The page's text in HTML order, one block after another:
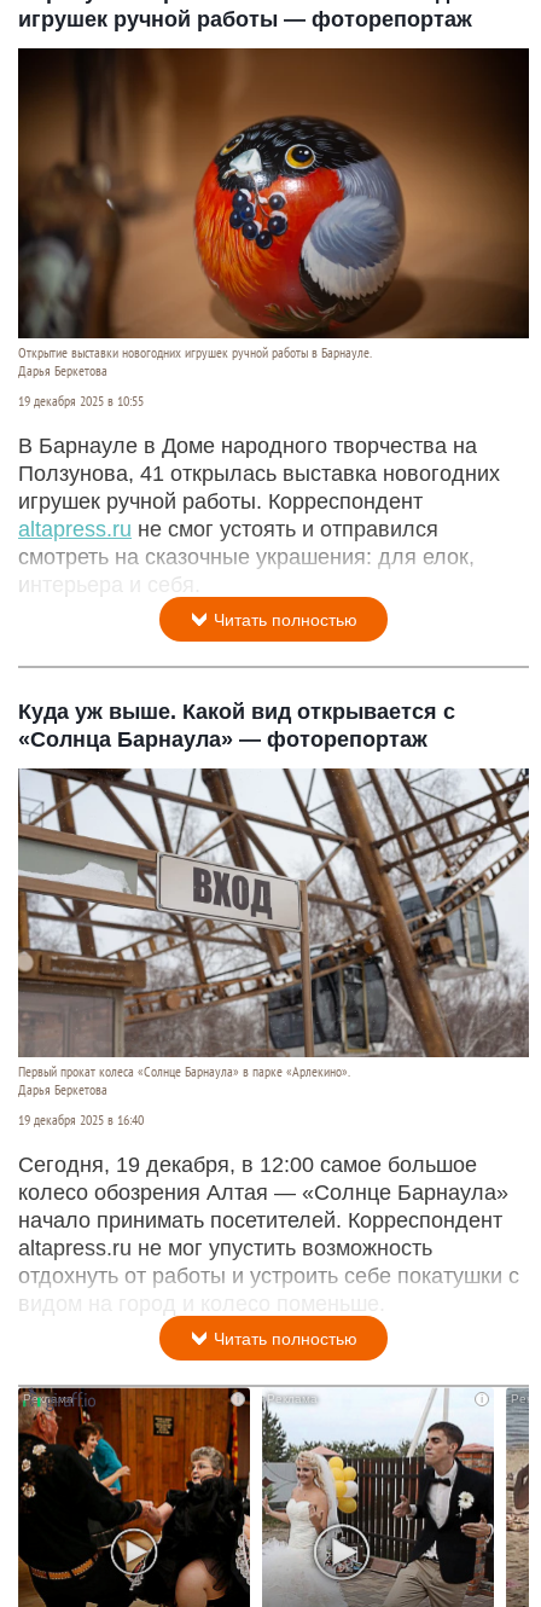
игрушек ручной работы — фоторепортаж
Открытие выставки новогодних игрушек ручной работы в Барнауле.
Дарья Беркетова
19 декабря 2025 в 10:55
В Барнауле в Доме народного творчества на
Ползунова, 41 открылась выставка новогодних
игрушек ручной работы. Корреспондент
altapress.ru не смог устоять и отправился
смотреть на сказочные украшения: для елок,
интерьера и себя.
Читать полностью
Куда уж выше. Какой вид открывается с
«Солнца Барнаула» — фоторепортаж
Первый прокат колеса «Солнце Барнаула» в парке «Арлекино».
Дарья Беркетова
19 декабря 2025 в 16:40
Сегодня, 19 декабря, в 12:00 самое большое
колесо обозрения Алтая — «Солнце Барнаула»
начало принимать посетителей. Корреспондент
altapress.ru не мог упустить возможность
отдохнуть от работы и устроить себе покатушки с
видом на город и колесо поменьше.
Читать полностью
i i